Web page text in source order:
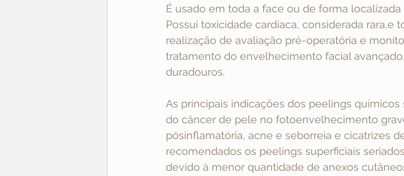
É usado em toda a face ou de forma
Possui toxicidade cardíaca, considerada rara,e
realização de avaliação pré-operatória e
tratamento do envelhecimento facial
duradouros.
As principais indicações dos peelings
do câncer de pele no fotoenvelhecimento
pósinflamatória, acne e seborreia e cicatrizes
recomendados os peelings superficiais
devido à menor quantidade de anexos